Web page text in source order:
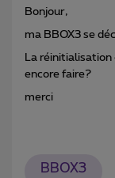
Bonjour,
ma BBOX3 se
La réinitialisation
encore faire?
merci
BBOX3